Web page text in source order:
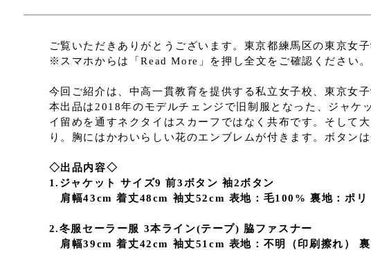
ご覧いただきありがとうございます。東京都練馬区の東京女
※スマホからは「Read More」を押し全文をご確認ください。
今回ご紹介は、中高一貫教育を提供する私立女子校、東京女
本出品は2018年のモデルチェンジで旧制服となった、ジャケ
イ留めを通すネクタイはスカーフではなく共布です。そして
り。胸にはかわいらしい花のエンブレムが付きます。ボタン
◇出品内容◇
1.ジャケット サイズ9 前3ボタン 袖2ボタン
肩幅43cm 着丈48cm 袖丈52cm 表地：毛100% 裏地：ポリ
2.冬服セーラー服 3本ライン(テープ) 脇ファスナー
肩幅39cm 着丈42cm 袖丈51cm 表地：不明（印刷擦れ） 裏